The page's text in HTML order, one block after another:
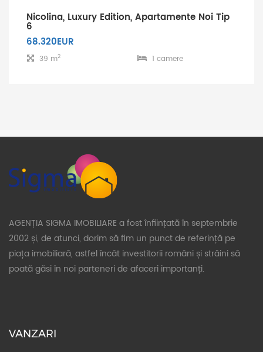
Nicolina, Luxury Edition, Apartamente Noi Tip
6
68.320EUR
39 m2 1 camere
AGENȚIA SIGMA IMOBILIARE a fost înființată în septembrie
2002 și, de atunci, dorim să fim un punct de referință pe
piața imobiliară, astfel încât investitorii români și străini să
poată găsi în noi parteneri de afaceri importanți.
VANZARI